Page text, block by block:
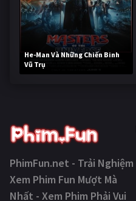
He-Man Và Những Chiến Binh
Vũ Trụ
240,018 lượt xem
PhimFun.net - Trải Nghiệm
Xem Phim Fun Mượt Mà
Nhất - Xem Phim Phải Vui